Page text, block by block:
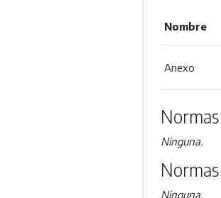
Nombre
Anexo
Ninguna.
Ninguna.